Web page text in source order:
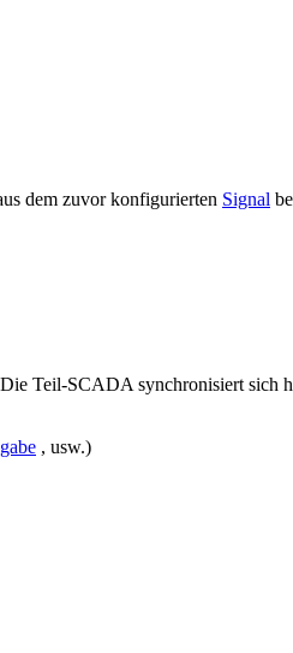
dem zuvor konfigurierten Signal
Teil-SCADA synchronisiert sich
, usw.)